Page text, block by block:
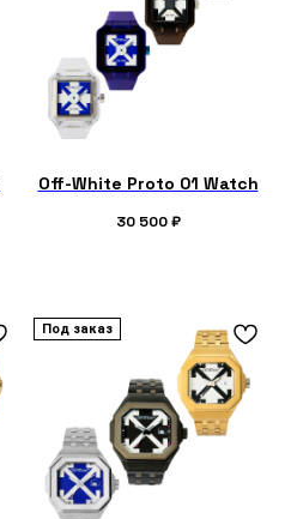
Off-White Proto 01 Watch
30 500 ₽
Под заказ